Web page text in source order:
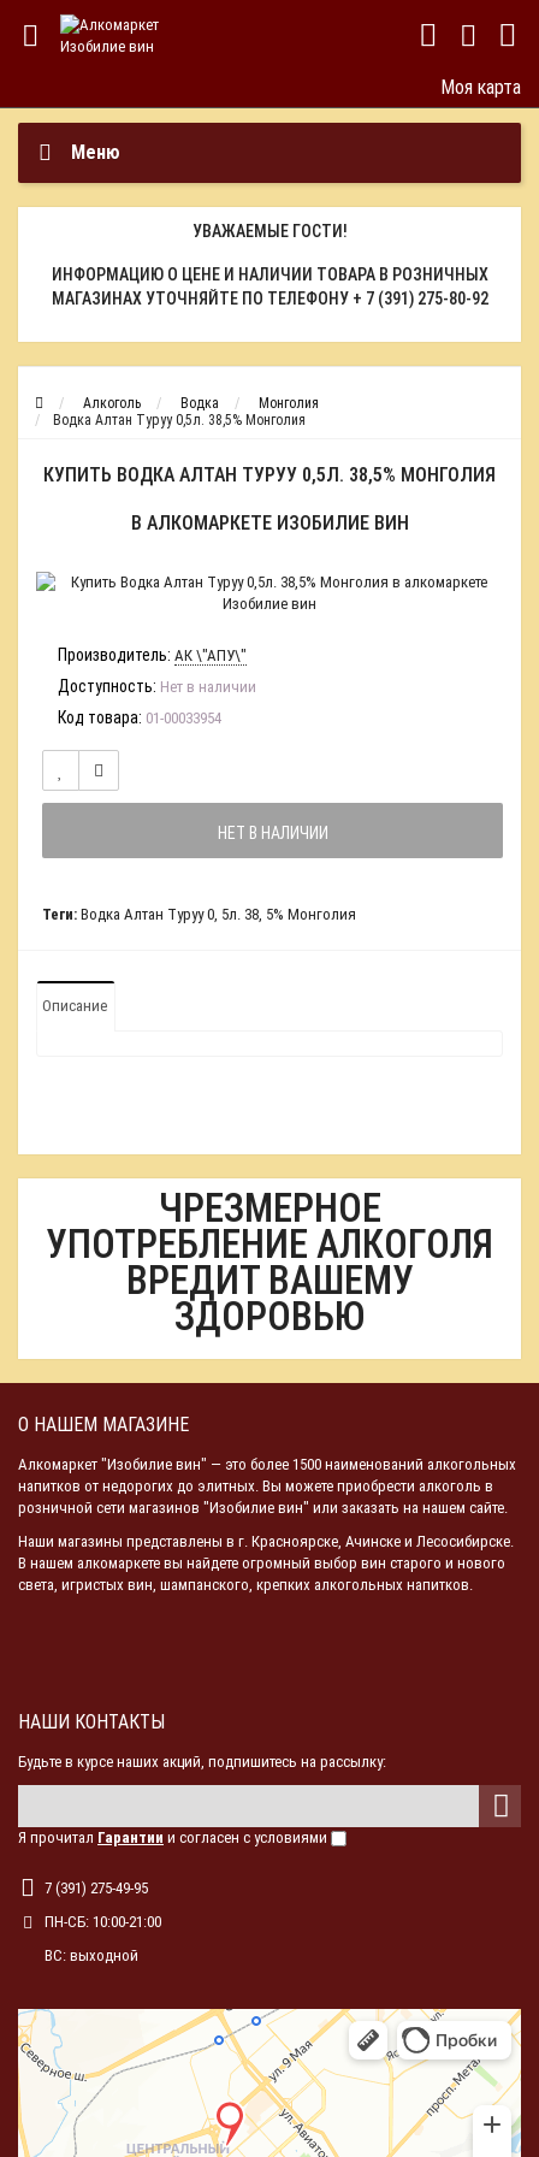
Моя карта
Меню
УВАЖАЕМЫЕ ГОСТИ!
ИНФОРМАЦИЮ О ЦЕНЕ И НАЛИЧИИ ТОВАРА В РОЗНИЧНЫХ
МАГАЗИНАХ УТОЧНЯЙТЕ ПО ТЕЛЕФОНУ + 7 (391) 275-80-92
Алкоголь Водка
Монголия
Водка Алтан Туруу 0,5л. 38,5% Монголия
КУПИТЬ ВОДКА АЛТАН ТУРУУ 0,5Л. 38,5% МОНГОЛИЯ
В АЛКОМАРКЕТЕ ИЗОБИЛИЕ ВИН
Производитель: АК \"АПУ\"
Доступность: Нет в наличии
Код товара: 01-00033954
НЕТ В НАЛИЧИИ
Теги: Водка Алтан Туруу 0, 5л. 38, 5% Монголия
Описание
ЧРЕЗМЕРНОЕ
УПОТРЕБЛЕНИЕ АЛКОГОЛЯ
ВРЕДИТ ВАШЕМУ
ЗДОРОВЬЮ
О НАШЕМ МАГАЗИНЕ
Алкомаркет "Изобилие вин" — это более 1500 наименований алкогольных
напитков от недорогих до элитных. Вы можете приобрести алкоголь в
розничной сети магазинов "Изобилие вин" или заказать на нашем сайте.
Наши магазины представлены в г. Красноярске, Ачинске и Лесосибирске.
В нашем алкомаркете вы найдете огромный выбор вин старого и нового
света, игристых вин, шампанского, крепких алкогольных напитков.
НАШИ КОНТАКТЫ
Будьте в курсе наших акций, подпишитесь на рассылку:
Я прочитал Гарантии и согласен с условиями
7 (391) 275-49-95
ПН-СБ: 10:00-21:00
ВС: выходной